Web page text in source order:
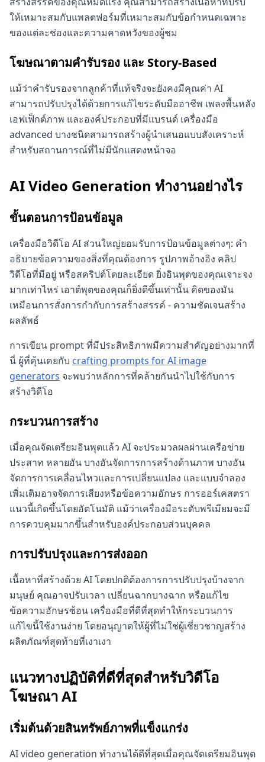
ให้เหมาะสมกับแพลตฟอร์มที่เหมาะสมกับข้อกำหนดเฉพาะ
ของแต่ละช่องและความคาดหวังของผู้ชม
โฆษณาตามคำรับรอง และ Story-Based
แม้ว่าคำรับรองจากลูกค้าที่แท้จริงจะยังคงมีคุณค่า AI
สามารถปรับปรุงได้ด้วยการแก้ไขระดับมืออาชีพ เพลงพื้นหลัง
เอฟเฟ็กต์ภาพ และองค์ประกอบที่มีแบรนด์ เครื่องมือ
advanced บางชนิดสามารถสร้างผู้นำเสนอแบบสังเคราะห์
สำหรับสถานการณ์ที่ไม่มีนักแสดงหน้าจอ
AI Video Generation ทำงานอย่างไร
ขั้นตอนการป้อนข้อมูล
เครื่องมือวิดีโอ AI ส่วนใหญ่ยอมรับการป้อนข้อมูลต่างๆ: คำ
อธิบายข้อความของสิ่งที่คุณต้องการ รูปภาพอ้างอิง คลิป
วิดีโอที่มีอยู่ หรือสคริปต์โดยละเอียด ยิ่งอินพุตของคุณเจาะจง
มากเท่าไหร่ เอาต์พุตของคุณก็ยิ่งดีขึ้นเท่านั้น คิดของมัน
เหมือนการสั่งการกำกับการสร้างสรรค์ - ความชัดเจนสร้าง
ผลลัพธ์
การเขียน prompt ที่มีประสิทธิภาพมีความสำคัญอย่างมากที่
นี่ ผู้ที่คุ้นเคยกับ crafting prompts for AI image
generators จะพบว่าหลักการที่คล้ายกันนำไปใช้กับการ
สร้างวิดีโอ
กระบวนการสร้าง
เมื่อคุณจัดเตรียมอินพุตแล้ว AI จะประมวลผลผ่านเครือข่าย
ประสาท หลายอัน บางอันจัดการการสร้างด้านภาพ บางอัน
จัดการการเคลื่อนไหวและการเปลี่ยนแปลง และแบบจำลอง
เพิ่มเติมอาจจัดการเสียงหรือข้อความอักษร การออร์เคสตรา
แนวนี้เกิดขึ้นโดยอัตโนมัติ แม้ว่าเครื่องมือระดับพรีเมียมจะมี
การควบคุมมากขึ้นสำหรับองค์ประกอบส่วนบุคคล
การปรับปรุงและการส่งออก
เนื้อหาที่สร้างด้วย AI โดยปกติต้องการการปรับปรุงบ้างจาก
มนุษย์ คุณอาจปรับเวลา เปลี่ยนฉากบางฉาก หรือแก้ไข
ข้อความอักษรซ้อน เครื่องมือที่ดีที่สุดทำให้กระบวนการ
แก้ไขนี้ใช้งานง่าย โดยอนุญาตให้ผู้ที่ไม่ใช่ผู้เชี่ยวชาญสร้าง
ผลิตภัณฑ์สุดท้ายที่เงาเงา
แนวทางปฏิบัติที่ดีที่สุดสำหรับวิดีโอ
โฆษณา AI
เริ่มต้นด้วยสินทรัพย์ภาพที่แข็งแกร่ง
AI video generation ทำงานได้ดีที่สุดเมื่อคุณจัดเตรียมอินพุต